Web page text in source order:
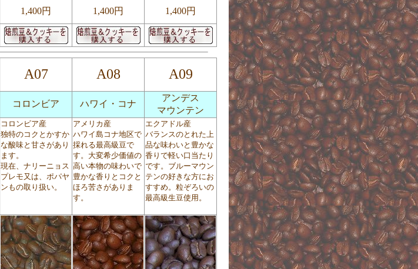
1,400円 1,400円 1,400円
A07 A08 A09
コロンビア ハワイ・コナ
アンデス
マウンテン
コロンビア産
独特のコクとかすか
な酸味と甘さがあり
ます。
現在、ナリーニョス
プレモ又は、ポパヤ
ンもの取り扱い。
アメリカ産
ハワイ島コナ地区で
採れる最高級豆で
す。大変希少価値の
高い本物の味わいで
豊かな香りとコクと
ほろ苦さがありま
す。
エクアドル産
バランスのとれた上
品な味わいと豊かな
香りで軽い口当たり
です。ブルーマウン
テンの好きな方にお
すすめ。粒ぞろいの
最高級生豆使用。